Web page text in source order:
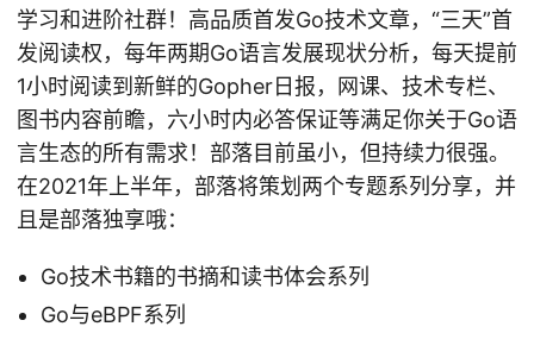
学习和进阶社群！高品质首发Go技术文章，“三天”首
发阅读权，每年两期Go语言发展现状分析，每天提前
1小时阅读到新鲜的Gopher日报，网课、技术专栏、
图书内容前瞻，六小时内必答保证等满足你关于Go语
言生态的所有需求！部落目前虽小，但持续力很强。
在2021年上半年，部落将策划两个专题系列分享，并
且是部落独享哦：
Go技术书籍的书摘和读书体会系列
Go与eBPF系列